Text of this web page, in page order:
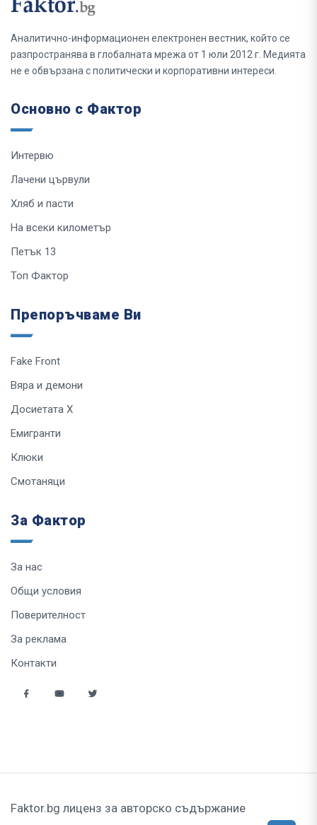
Аналитично-информационен електронен вестник, който се
разпространява в глобалната мрежа от 1 юли 2012 г. Медията
не е обвързана с политически и корпоративни интереси.
Основно с Фактор
Интервю
Лачени цървули
Хляб и пасти
На всеки километър
Петък 13
Топ Фактор
Препоръчваме Ви
Fake Front
Вяра и демони
Досиетата Х
Емигранти
Клюки
Смотаняци
За Фактор
За нас
Общи условия
Поверителност
За реклама
Контакти
Faktor.bg лиценз за авторско съдържание